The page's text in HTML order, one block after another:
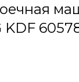
KDF